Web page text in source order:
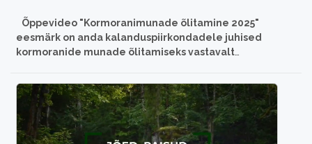
Õppevideo "Kormoranimunade õlitamine 2025"
eesmärk on anda kalanduspiirkondadele juhised
kormoranide munade õlitamiseks vastavalt
kontinentaalne alamliik on viimase paarikümne aastaga
muutunud üheks arvukaimaks invasiivseks veelinnuks
Eestis. 2024. aastal hinnati meil pesitseva kormoranide
asurkonna suuruseks 86 400–88...